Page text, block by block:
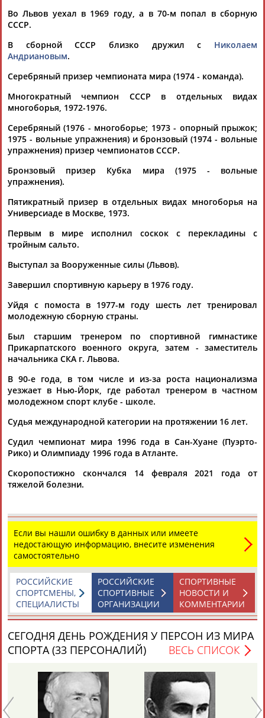
Флюра
АББАТЕ-
Татьяна
Акжана
Артур
Каримжан
АБДРАХМАНОВ
Аделя
АБДРАХМАНОВААБДУВАЛИЕВ
Рамазан
АБДУЛАЕВ
Тагир
АБДУЛАЕВ
Камиль
АБДУЛАЗИЗОВ
Загалав
АБДУЛБЕКОВ
АБДУЛДАУДОВАБДУЛЖАЛИЛОВАБДУЛКАГИРОВАБДУЛЛАЕВ
ЕЩЁ ПЕРСОНЫ
ТАБЛО АКТИВНОСТИ
ЦЕЛИ ПРОЕКТА КОНТАКТЫ НАШИ КНОПКИ РЕКЛАМА
Вопросы сотрудничества и совместной деятельности inform@infosport.ru
Стадион, 1998-2026
Подпишись
Во Львов уехал в 1969 году, а в 70-м попал в сборную
СССР.
В сборной СССР близко дружил с Николаем
Андриановым.
Серебряный призер чемпионата мира (1974 - команда).
Многократный чемпион СССР в отдельных видах
многоборья, 1972-1976.
Серебряный (1976 - многоборье; 1973 - опорный прыжок;
1975 - вольные упражнения) и бронзовый (1974 - вольные
упражнения) призер чемпионатов СССР.
Бронзовый призер Кубка мира (1975 - вольные
упражнения).
Пятикратный призер в отдельных видах многоборья на
Универсиаде в Москве, 1973.
Первым в мире исполнил соскок с перекладины с
тройным сальто.
Выступал за Вооруженные силы (Львов).
Завершил спортивную карьеру в 1976 году.
Уйдя с помоста в 1977-м году шесть лет тренировал
молодежную сборную страны.
Был старшим тренером по спортивной гимнастике
Прикарпатского военного округа, затем - заместитель
начальника СКА г. Львова.
В 90-е года, в том числе и из-за роста национализма
уезжает в Нью-Йорк, где работал тренером в частном
молодежном спорт клубе - школе.
Судья международной категории на протяжении 16 лет.
Судил чемпионат мира 1996 года в Сан-Хуане (Пуэрто-
Рико) и Олимпиаду 1996 года в Атланте.
Скоропостижно скончался 14 февраля 2021 года от
тяжелой болезни.
Если вы нашли ошибку в данных или имеете
недостающую информацию, внесите изменения
самостоятельно
СПОРТИВНЫЕ
НОВОСТИ И
КОММЕНТАРИИ
РОССИЙСКИЕ
СПОРТИВНЫЕ
ОРГАНИЗАЦИИ
РОССИЙСКИЕ
СПОРТСМЕНЫ,
СПЕЦИАЛИСТЫ
СЕГОДНЯ ДЕНЬ РОЖДЕНИЯ У ПЕРСОН ИЗ МИРА
СПОРТА (33 ПЕРСОНАЛИЙ)
ВЕСЬ СПИСОК